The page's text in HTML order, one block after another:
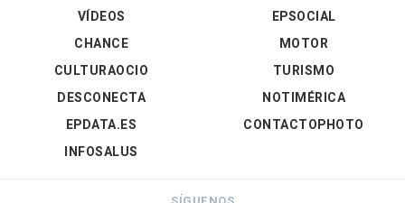
VÍDEOS
EPSOCIAL
CHANCE
CULTURAOCIO
DESCONECTA
EPDATA.ES
INFOSALUS
MOTOR
TURISMO
NOTIMÉRICA
CONTACTOPHOTO